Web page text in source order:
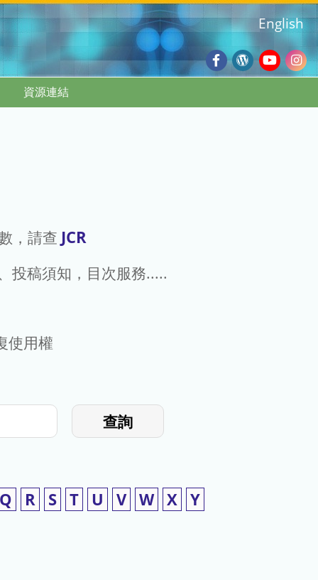
Facebook
Wordpress
Blog
English
資源連結
，請查 JCR
投稿須知，目次服務.....
使用權
查詢
Q R S T U V W X Y